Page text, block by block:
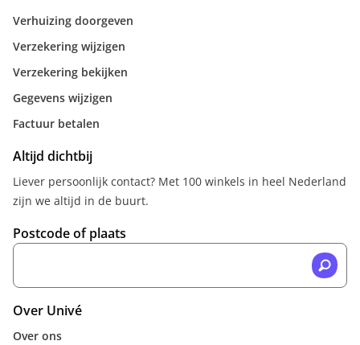
Verhuizing doorgeven
Verzekering wijzigen
Verzekering bekijken
Gegevens wijzigen
Factuur betalen
Altijd dichtbij
Liever persoonlijk contact? Met 100 winkels in heel Nederland
zijn we altijd in de buurt.
Postcode of plaats
Over Univé
Over ons